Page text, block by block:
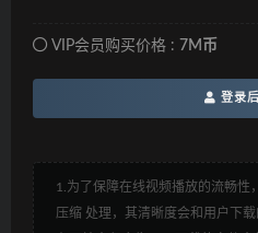
VIP会员购买价格 : 7M币
登录
1.为了保障在线视频播放的流畅性
压缩 处理，其清晰度会和用户下